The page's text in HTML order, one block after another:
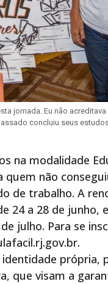
jornada. Eu não
concluiu seus
na modalidade
não
de trabalho. A
24 a 28 de junho,
julho. Para se
identidade própria,
que visam a